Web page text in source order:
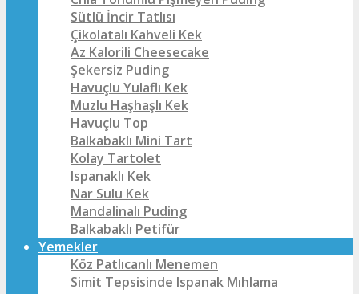
Sütlü İncir Tatlısı
Çikolatalı Kahveli Kek
Az Kalorili Cheesecake
Şekersiz Puding
Havuçlu Yulaflı Kek
Muzlu Haşhaşlı Kek
Havuçlu Top
Balkabaklı Mini Tart
Kolay Tartolet
Ispanaklı Kek
Nar Sulu Kek
Mandalinalı Puding
Balkabaklı Petifür
Yemekler
Köz Patlıcanlı Menemen
Simit Tepsisinde Ispanak Mıhlama